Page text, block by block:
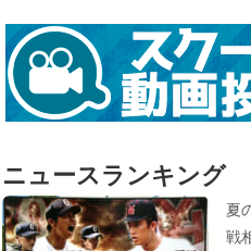
ニュースランキング
夏
戦